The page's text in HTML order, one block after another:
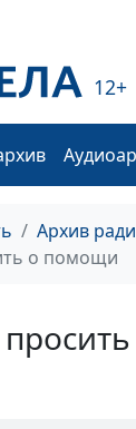
12+
Архив
о помощи